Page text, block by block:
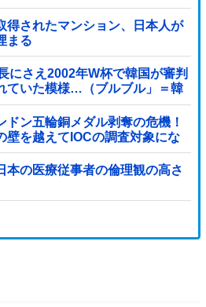
得されたマンション、日本人が
まる
にさえ2002年W杯で韓国が審判
ていた模様…（ブルブル」＝韓
ン五輪銅メダル剥奪の危機！
壁を越えてIOCの調査対象にな
本の医療従事者の倫理観の高さ